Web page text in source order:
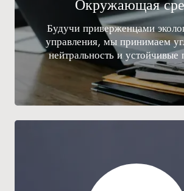
Окружающая
Будучи приверженцами
управления, мы принимаем
нейтральность и устойчивые